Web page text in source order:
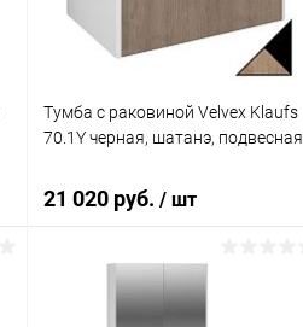
Тумба с раковиной Velvex Klaufs
70.1Y черная, шатанэ, подвесная
21 020 руб. / шт
В корзину